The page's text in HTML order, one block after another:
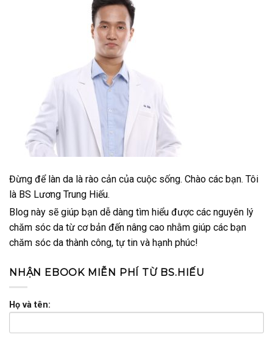
Đừng để làn da là rào cản của cuộc sống. Chào các bạn. Tôi
là BS Lương Trung Hiếu.
Blog này sẽ giúp bạn dễ dàng tìm hiểu được các nguyên lý
chăm sóc da từ cơ bản đến nâng cao nhằm giúp các bạn
chăm sóc da thành công, tự tin và hạnh phúc!
NHẬN EBOOK MIỄN PHÍ TỪ BS.HIẾU
Họ và tên: